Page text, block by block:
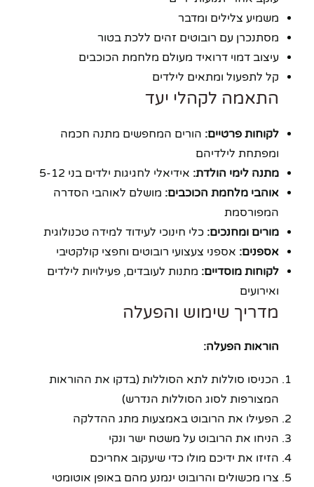
משמיע צלילים ומדבר
מסתנכרן עם רובוטים זהים ללכת בטור
עיצוב דמוי דרואיד מעולם מלחמת הכוכבים
קל לתפעול ומתאים לילדים
התאמה לקהלי יעד
לקוחות פרטיים: הורים המחפשים מתנה חכמה
ומפתחת לילדיהם
מתנה לימי הולדת: אידיאלי לחגיגות ילדים בני 5-12
אוהבי מלחמת הכוכבים: מושלם לאוהבי הסדרה
המפורסמת
מורים ומחנכים: כלי חינוכי לעידוד למידה טכנולוגית
אספנים: אספני צעצועי רובוטים וחפצי קולקטיבי
לקוחות מוסדיים: מתנות לעובדים, פעילויות לילדים
ואירועים
מדריך שימוש והפעלה
הוראות הפעלה:
הכניסו סוללות לתא הסוללות (בדקו את ההוראות
המצורפות לסוג הסוללות הנדרש)
הפעילו את הרובוט באמצעות מתג ההדלקה
הניחו את הרובוט על משטח ישר ונקי
הזיזו את ידיכם מולו כדי שיעקוב אחריכם
צרו מכשולים והרובוט ינמנע מהם באופן אוטומטי